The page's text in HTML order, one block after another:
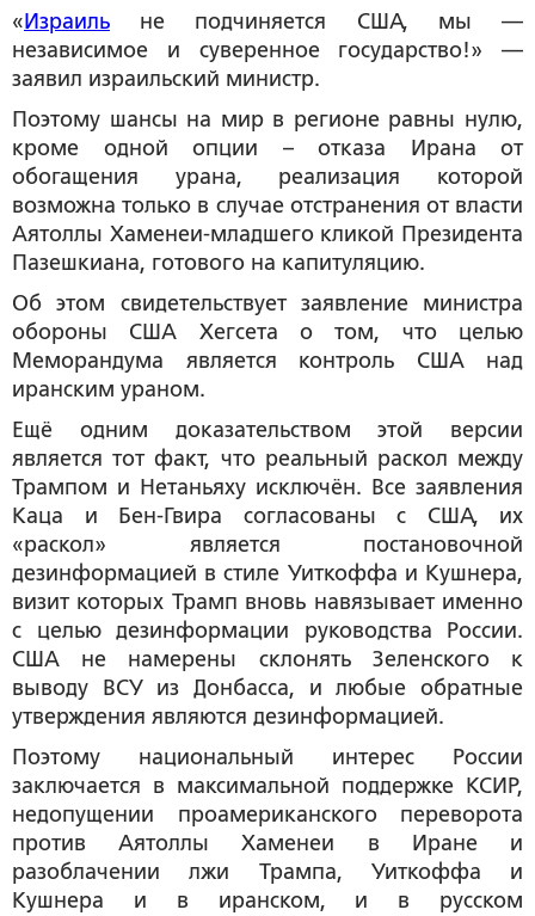
«Израиль не подчиняется США, мы —
независимое и суверенное государство!» —
заявил израильский министр.
Поэтому шансы на мир в регионе равны нулю,
кроме одной опции – отказа Ирана от
обогащения урана, реализация которой
возможна только в случае отстранения от власти
Аятоллы Хаменеи-младшего кликой Президента
Пазешкиана, готового на капитуляцию.
Об этом свидетельствует заявление министра
обороны США Хегсета о том, что целью
Меморандума является контроль США над
иранским ураном.
Ещё одним доказательством этой версии
является тот факт, что реальный раскол между
Трампом и Нетаньяху исключён. Все заявления
Каца и Бен-Гвира согласованы с США, их
«раскол» является постановочной
дезинформацией в стиле Уиткоффа и Кушнера,
визит которых Трамп вновь навязывает именно
с целью дезинформации руководства России.
США не намерены склонять Зеленского к
выводу ВСУ из Донбасса, и любые обратные
утверждения являются дезинформацией.
Поэтому национальный интерес России
заключается в максимальной поддержке КСИР,
недопущении проамериканского переворота
против Аятоллы Хаменеи в Иране и
разоблачении лжи Трампа, Уиткоффа и
Кушнера и в иранском, и в русском